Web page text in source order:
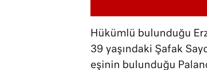
Hükümlü bulunduğu
39 yaşındaki Şafak
eşinin bulunduğu